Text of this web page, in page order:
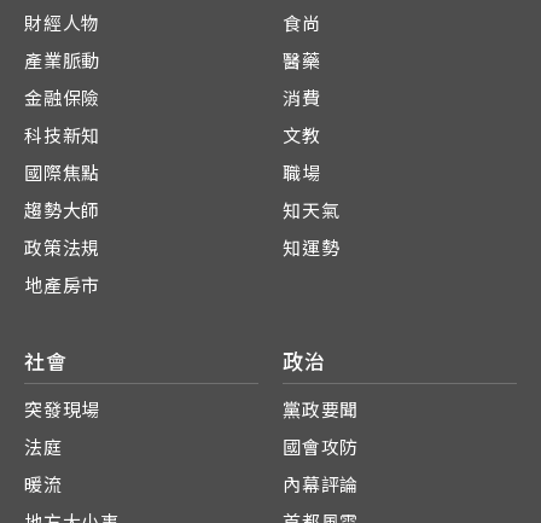
財經人物
產業脈動
金融保險
科技新知
國際焦點
趨勢大師
政策法規
地產房市
食尚
醫藥
消費
文教
職場
知天氣
知運勢
社會
突發現場
法庭
暖流
政治
黨政要聞
國會攻防
內幕評論